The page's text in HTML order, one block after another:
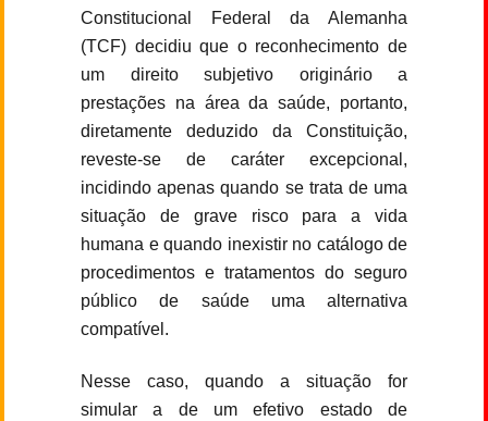
Constitucional Federal da Alemanha
(TCF) decidiu que o reconhecimento de
um direito subjetivo originário a
prestações na área da saúde, portanto,
diretamente deduzido da Constituição,
reveste-se de caráter excepcional,
incidindo apenas quando se trata de uma
situação de grave risco para a vida
humana e quando inexistir no catálogo de
procedimentos e tratamentos do seguro
público de saúde uma alternativa
compatível.
Nesse caso, quando a situação for
simular a de um efetivo estado de